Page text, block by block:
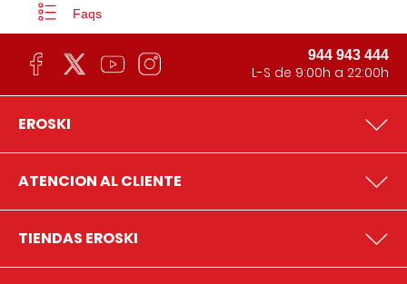
Faqs
944 943 444
L-S de 9:00h a 22:00h
EROSKI
ATENCION AL CLIENTE
TIENDAS EROSKI